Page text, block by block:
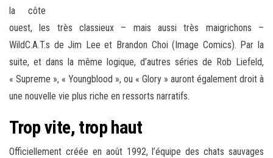
la côte
ouest, les très classieux – mais aussi très maigrichons –
WildC.A.T.s de Jim Lee et Brandon Choi (Image Comics). Par la
suite, et dans la même logique, d’autres séries de Rob Liefeld,
« Supreme », « Youngblood », ou « Glory » auront également droit à
une nouvelle vie plus riche en ressorts narratifs.
Trop vite, trop haut
Officiellement créée en août 1992, l’équipe des chats sauvages